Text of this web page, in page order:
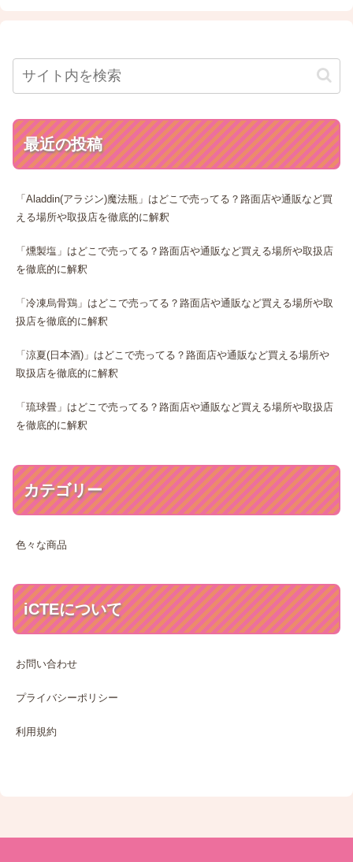
最近の投稿
「Aladdin(アラジン)魔法瓶」はどこで売ってる？路面店や通販など買
える場所や取扱店を徹底的に解釈
「燻製塩」はどこで売ってる？路面店や通販など買える場所や取扱店
を徹底的に解釈
「冷凍烏骨鶏」はどこで売ってる？路面店や通販など買える場所や取
扱店を徹底的に解釈
「涼夏(日本酒)」はどこで売ってる？路面店や通販など買える場所や
取扱店を徹底的に解釈
「琉球畳」はどこで売ってる？路面店や通販など買える場所や取扱店
を徹底的に解釈
カテゴリー
色々な商品
iCTEについて
お問い合わせ
プライバシーポリシー
利用規約